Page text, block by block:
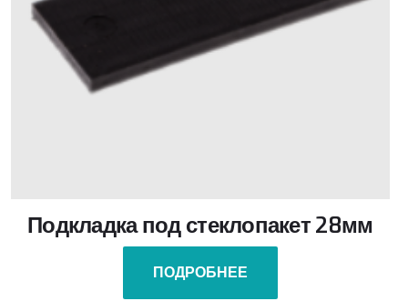
Подкладка под стеклопакет 28мм
ПОДРОБНЕЕ